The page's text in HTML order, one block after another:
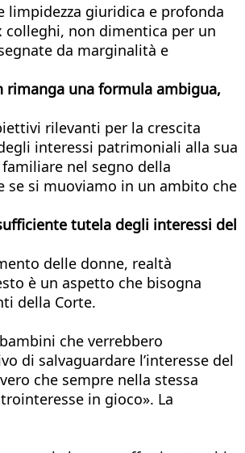
limpidezza giuridica e profonda
colleghi, non dimentica per un
da marginalità e
rimanga una formula ambigua,
rilevanti per la crescita
interessi patrimoniali alla sua
nel segno della
se si muoviamo in un ambito che
tutela degli interessi del
delle donne, realtà
è un aspetto che bisogna
della Corte.
che verrebbero
di salvaguardare l’interesse del
che sempre nella stessa
in gioco». La